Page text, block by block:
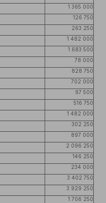
1 365 000
126 750
263 250
1 482 000
1 683 500
78 000
828 750
702 000
97 500
516 750
1 482 000
302 250
897 000
2 096 250
146 250
234 000
3 402 750
3 929 250
1 706 250